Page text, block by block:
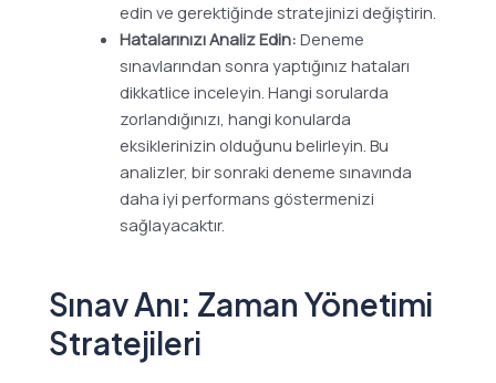
edin ve gerektiğinde stratejinizi değiştirin.
Hatalarınızı Analiz Edin: Deneme
sınavlarından sonra yaptığınız hataları
dikkatlice inceleyin. Hangi sorularda
zorlandığınızı, hangi konularda
eksiklerinizin olduğunu belirleyin. Bu
analizler, bir sonraki deneme sınavında
daha iyi performans göstermenizi
sağlayacaktır.
Sınav Anı: Zaman Yönetimi
Stratejileri